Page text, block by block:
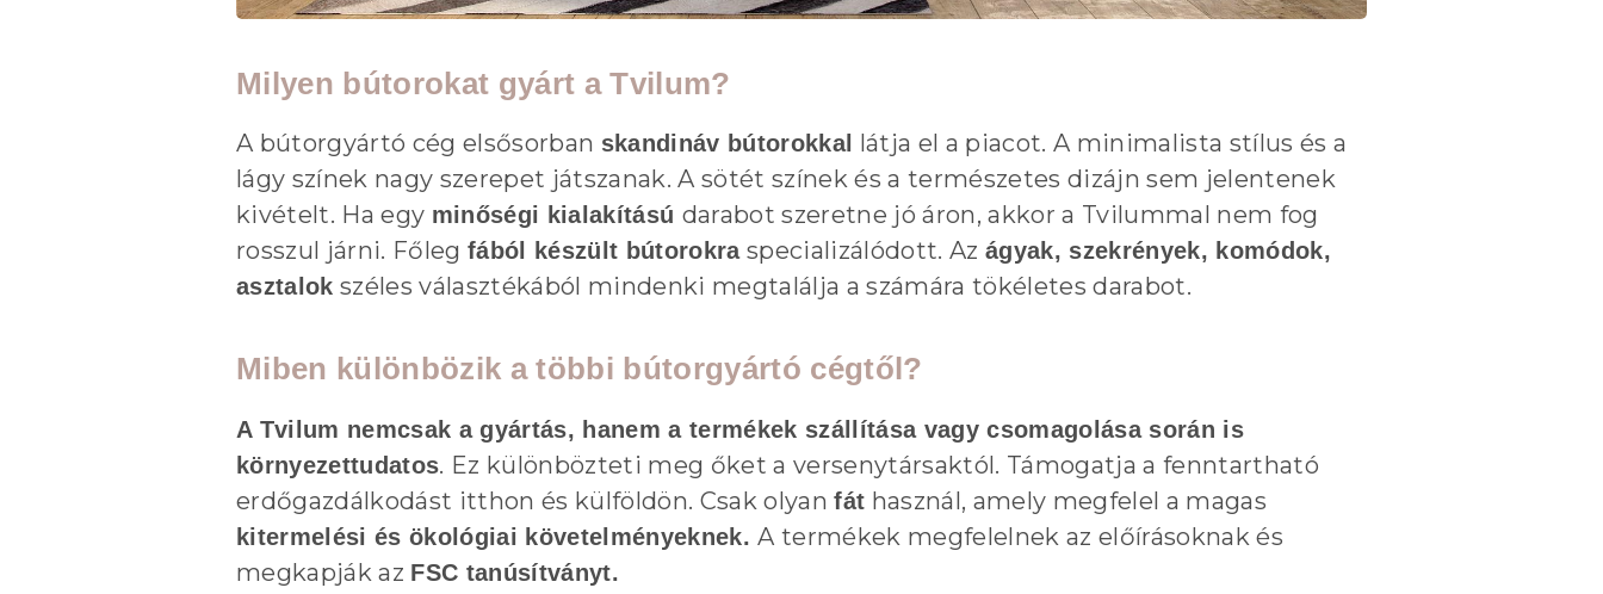
Milyen bútorokat gyárt a Tvilum?
A bútorgyártó cég elsősorban skandináv bútorokkal
látja el a piacot. A minimalista stílus és a
lágy színek nagy szerepet játszanak. A sötét színek és a természetes dizájn sem jelentenek
kivételt. Ha egy minőségi kialakítású darabot szeretne jó áron, akkor a Tvilummal nem fog
rosszul járni. Főlegfából készült bútorokraspecializálódott. Azágyak, szekrények, komódok,
asztalok széles választékából mindenki megtalálja a számára tökéletes darabot.
Miben különbözik a többi bútorgyártó cégtől?
A Tvilum nemcsak a gyártás, hanem a termékek szállítása vagy csomagolásasorán is
környezettudatos. Ez különbözteti meg őket a versenytársaktól. Támogatja a fenntartható
erdőgazdálkodást itthon és külföldön. Csak olyanfát használ, amely megfelel a magas
kitermelési és ökológiai követelményeknek.A termékek megfelelnek az előírásoknak és
megkapják az FSC tanúsítványt.